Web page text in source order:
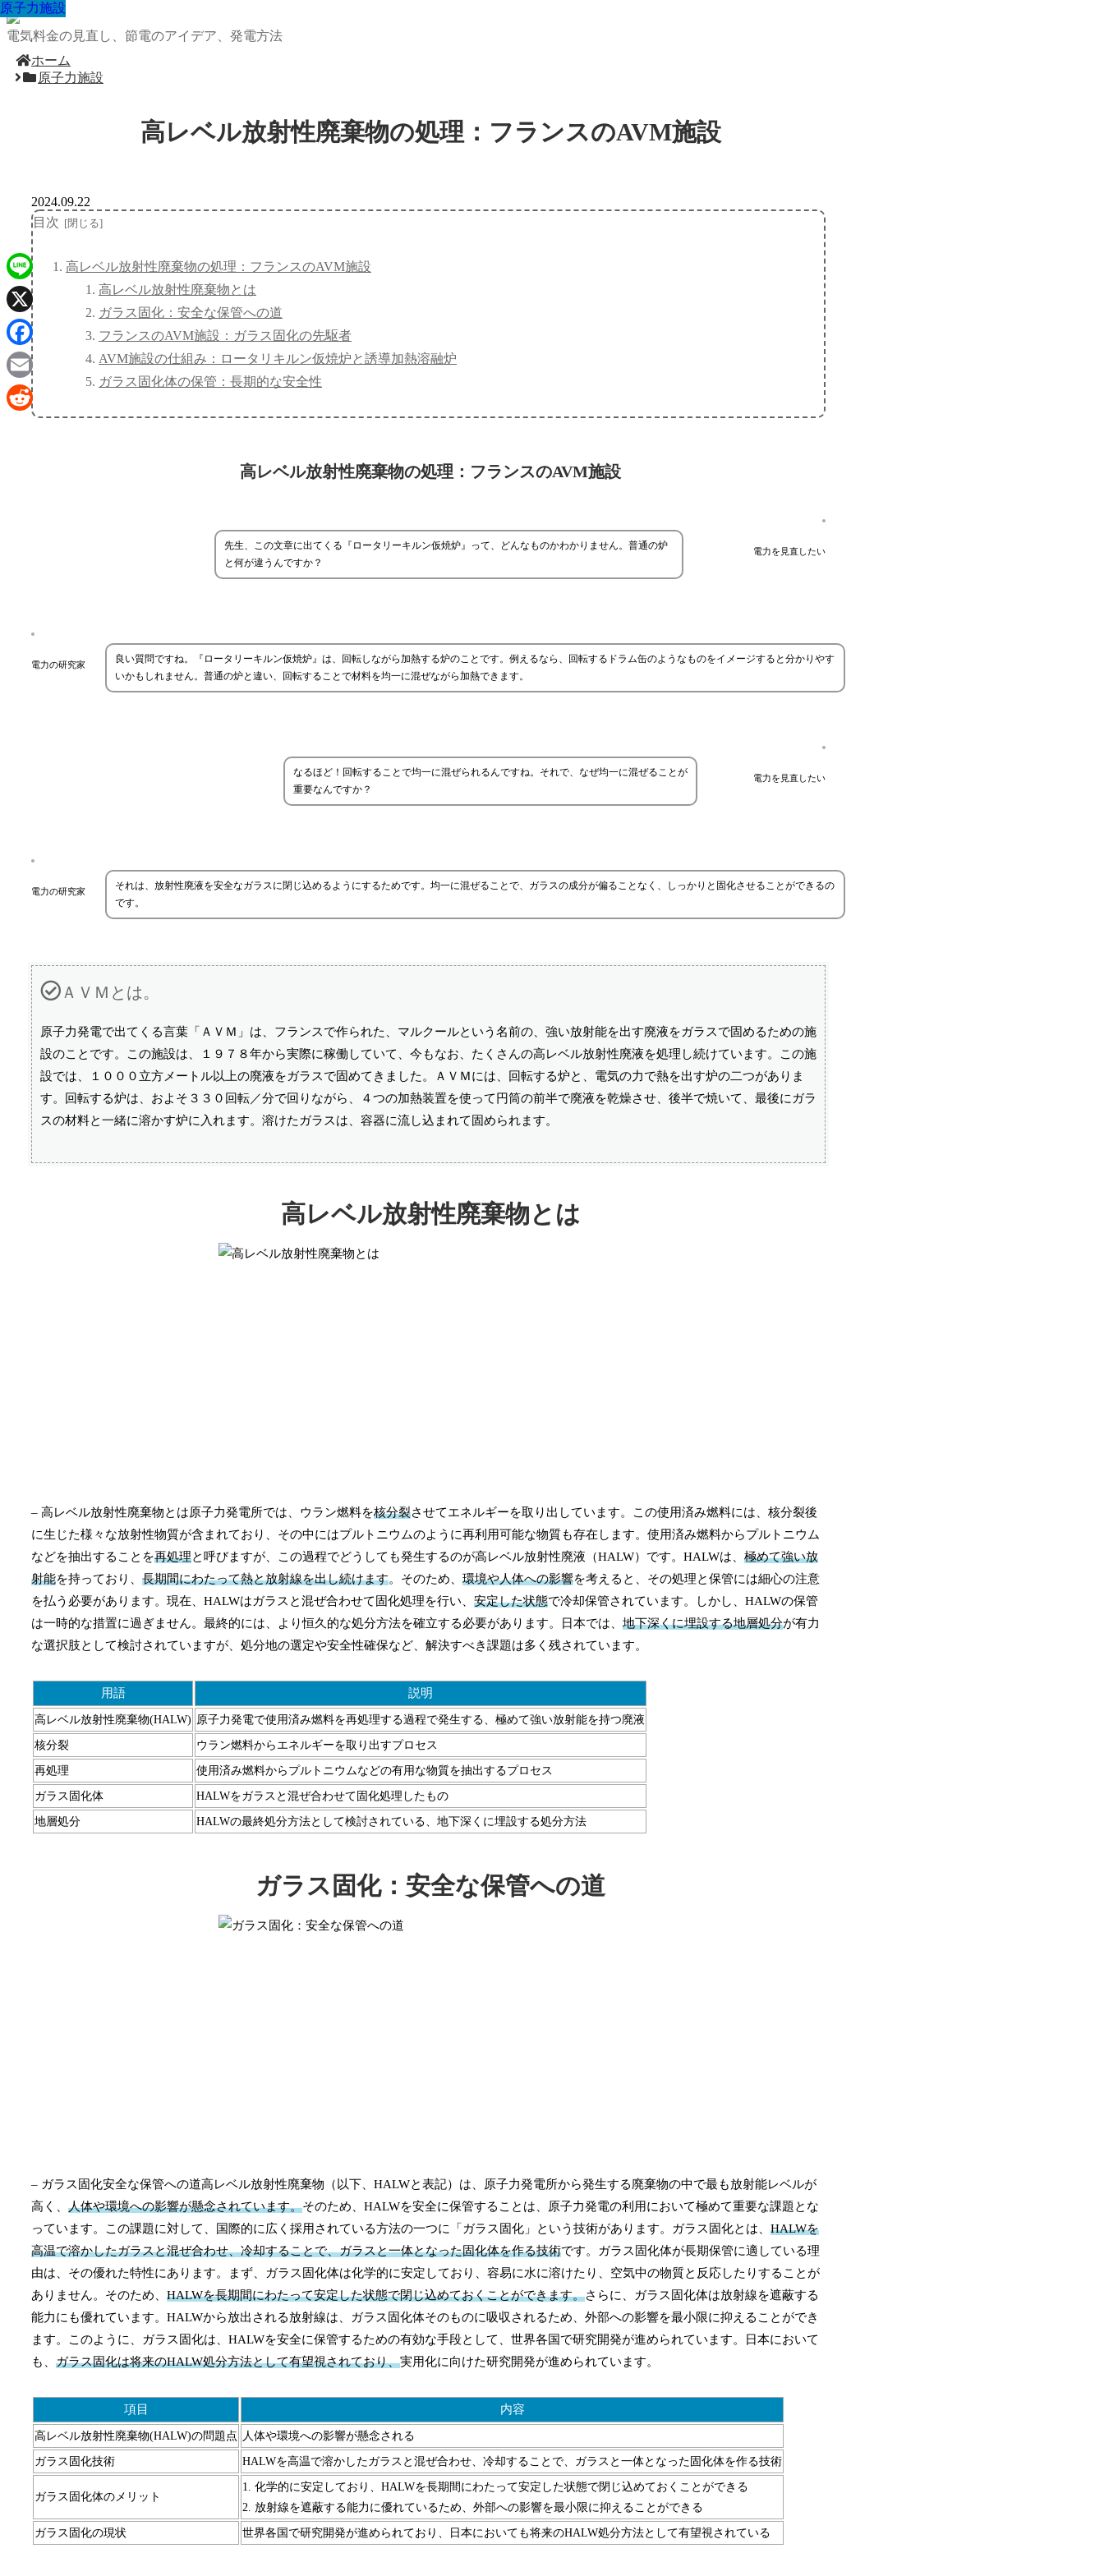
電気料金の見直し、節電のアイデア、発電方法
ホーム
原子力施設
高レベル放射性廃棄物の処理：フランスのAVM施設
原子力施設
2024.09.22
目次
高レベル放射性廃棄物の処理：フランスのAVM施設
高レベル放射性廃棄物とは
ガラス固化：安全な保管への道
フランスのAVM施設：ガラス固化の先駆者
AVM施設の仕組み：ロータリキルン仮焼炉と誘導加熱溶融炉
ガラス固化体の保管：長期的な安全性
高レベル放射性廃棄物の処理：フランスのAVM施設
電力を見直したい
先生、この文章に出てくる『ロータリーキルン仮焼炉』って、どんなものかわかりません。普通の炉
と何が違うんですか？
電力の研究家
良い質問ですね。『ロータリーキルン仮焼炉』は、回転しながら加熱する炉のことです。例えるなら、回転するドラム缶のようなものをイメージすると分かりやす
いかもしれません。普通の炉と違い、回転することで材料を均一に混ぜながら加熱できます。
電力を見直したい
なるほど！回転することで均一に混ぜられるんですね。それで、なぜ均一に混ぜることが
重要なんですか？
電力の研究家
それは、放射性廃液を安全なガラスに閉じ込めるようにするためです。均一に混ぜることで、ガラスの成分が偏ることなく、しっかりと固化させることができるの
です。
ＡＶＭとは。
原子力発電で出てくる言葉「ＡＶＭ」は、フランスで作られた、マルクールという名前の、強い放射能を出す廃液をガラスで固めるための施
設のことです。この施設は、１９７８年から実際に稼働していて、今もなお、たくさんの高レベル放射性廃液を処理し続けています。この施
設では、１０００立方メートル以上の廃液をガラスで固めてきました。ＡＶＭには、回転する炉と、電気の力で熱を出す炉の二つがありま
す。回転する炉は、およそ３３０回転／分で回りながら、４つの加熱装置を使って円筒の前半で廃液を乾燥させ、後半で焼いて、最後にガラ
スの材料と一緒に溶かす炉に入れます。溶けたガラスは、容器に流し込まれて固められます。
高レベル放射性廃棄物とは
– 高レベル放射性廃棄物とは原子力発電所では、ウラン燃料を核分裂させてエネルギーを取り出しています。この使用済み燃料には、核分裂後
に生じた様々な放射性物質が含まれており、その中にはプルトニウムのように再利用可能な物質も存在します。使用済み燃料からプルトニウム
などを抽出することを再処理と呼びますが、この過程でどうしても発生するのが高レベル放射性廃液（HALW）です。HALWは、 極めて強い放
射能を持っており、 長期間にわたって熱と放射線を出し続けます。そのため、 環境や人体への影響を考えると、その処理と保管には細心の注意
を払う必要があります。現在、HALWはガラスと混ぜ合わせて固化処理を行い、 安定した状態で冷却保管されています。しかし、HALWの保管
は一時的な措置に過ぎません。最終的には、より恒久的な処分方法を確立する必要があります。日本では、 地下深くに埋設する地層処分が有力
な選択肢として検討されていますが、処分地の選定や安全性確保など、解決すべき課題は多く残されています。
用語 説明
高レベル放射性廃棄物(HALW) 原子力発電で使用済み燃料を再処理する過程で発生する、極めて強い放射能を持つ廃液
核分裂 ウラン燃料からエネルギーを取り出すプロセス
再処理 使用済み燃料からプルトニウムなどの有用な物質を抽出するプロセス
ガラス固化体 HALWをガラスと混ぜ合わせて固化処理したもの
地層処分 HALWの最終処分方法として検討されている、地下深くに埋設する処分方法
ガラス固化：安全な保管への道
– ガラス固化安全な保管への道高レベル放射性廃棄物（以下、HALWと表記）は、原子力発電所から発生する廃棄物の中で最も放射能レベルが
高く、 人体や環境への影響が懸念されています。そのため、HALWを安全に保管することは、原子力発電の利用において極めて重要な課題とな
っています。この課題に対して、国際的に広く採用されている方法の一つに「ガラス固化」という技術があります。ガラス固化とは、 HALWを
高温で溶かしたガラスと混ぜ合わせ、冷却することで、ガラスと一体となった固化体を作る技術です。ガラス固化体が長期保管に適している理
由は、その優れた特性にあります。まず、ガラス固化体は化学的に安定しており、容易に水に溶けたり、空気中の物質と反応したりすることが
ありません。そのため、 HALWを長期間にわたって安定した状態で閉じ込めておくことができます。さらに、ガラス固化体は放射線を遮蔽する
能力にも優れています。HALWから放出される放射線は、ガラス固化体そのものに吸収されるため、外部への影響を最小限に抑えることができ
ます。このように、ガラス固化は、HALWを安全に保管するための有効な手段として、世界各国で研究開発が進められています。日本において
も、 ガラス固化は将来のHALW処分方法として有望視されており、実用化に向けた研究開発が進められています。
項目 内容
高レベル放射性廃棄物(HALW)の問題点 人体や環境への影響が懸念される
ガラス固化技術 HALWを高温で溶かしたガラスと混ぜ合わせ、冷却することで、ガラスと一体となった固化体を作る技術
ガラス固化体のメリット
1. 化学的に安定しており、HALWを長期間にわたって安定した状態で閉じ込めておくことができる
2. 放射線を遮蔽する能力に優れているため、外部への影響を最小限に抑えることができる
ガラス固化の現状 世界各国で研究開発が進められており、日本においても将来のHALW処分方法として有望視されている
原子力施設
原子力施設
原子力施設
原子力施設
原子力施設
原子力施設
原子力施設
原子力施設
Line
X
Facebook
Email